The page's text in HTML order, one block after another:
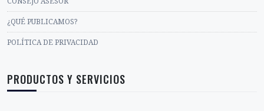
¿QUÉ PUBLICAMOS?
POLÍTICA DE PRIVACIDAD
PRODUCTOS Y SERVICIOS